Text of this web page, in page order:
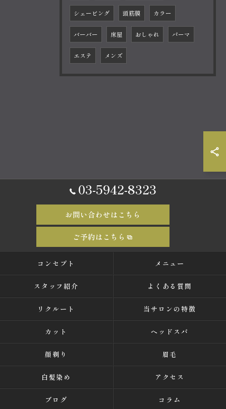
シェービング 頭筋膜 カラー
バーバー 床屋 おしゃれ パーマ
エステ メンズ
03-5942-8323
お問い合わせはこちら
ご予約はこちら
コンセプト メニュー
スタッフ紹介 よくある質問
リクルート 当サロンの特徴
カット ヘッドスパ
顔剃り 眉毛
白髪染め アクセス
ブログ コラム